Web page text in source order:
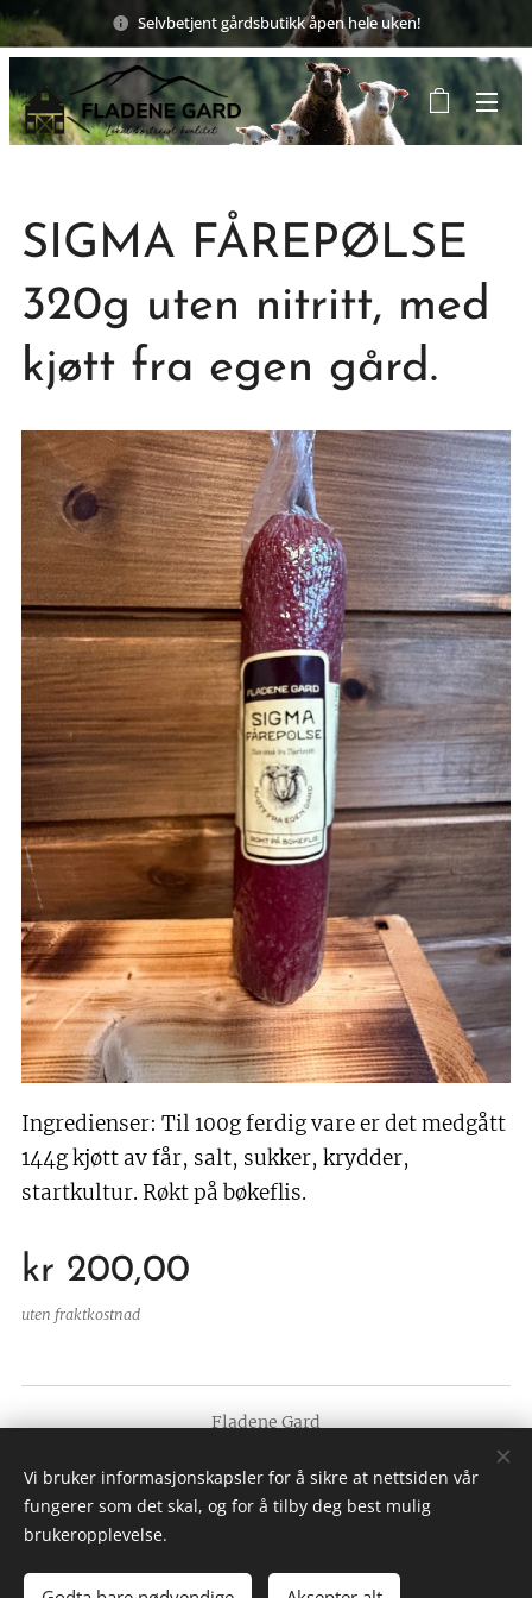
Selvbetjent gårdsbutikk åpen hele uken!
SIGMA FÅREPØLSE
320g uten nitritt, med
kjøtt fra egen gård.
Ingredienser: Til 100g ferdig vare er det medgått
144g kjøtt av får, salt, sukker, krydder,
startkultur. Røkt på bøkeflis.
kr 200,00
uten fraktkostnad
Fladene Gard
Drevet avWebnode Informasjonskapsler
Vi bruker informasjonskapsler for å sikre at nettsiden vår
fungerer som det skal, og for å tilby deg best mulig
brukeropplevelse.